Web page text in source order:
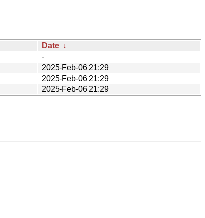
Date ↓
-
2025-Feb-06 21:29
2025-Feb-06 21:29
2025-Feb-06 21:29